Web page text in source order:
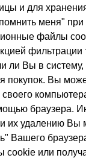
и для
меня" при
файлы
фильтрации
ли Вы в систему,
покупок. Вы
браузера.
их удалению Вы
Вашего
cookie или